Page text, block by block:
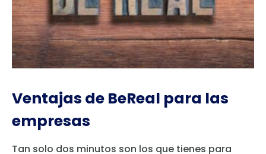
Ventajas de BeReal para las
empresas
Tan solo dos minutos son los que tienes para